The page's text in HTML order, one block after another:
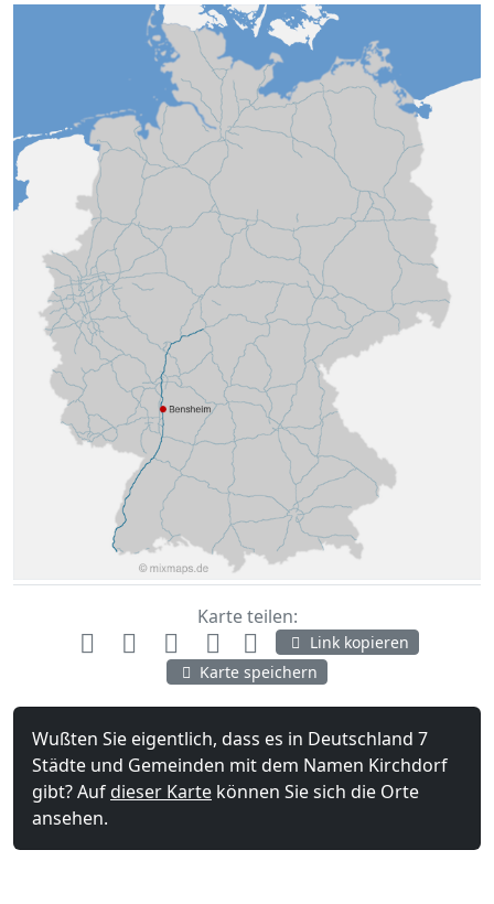
Karte teilen:
Link kopieren
Karte speichern
Wußten Sie eigentlich, dass es in Deutschland 7
Städte und Gemeinden mit dem Namen Kirchdorf
gibt? Aufdieser Karte können Sie sich die Orte
ansehen.